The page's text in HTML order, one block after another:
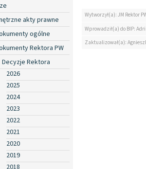
akty prawne
ogólne
Rektora PW
Decyzje Rektora
2026
2025
2024
2023
2022
2021
2020
2019
2018
Wytworzył(a): JM Rektor
Wprowadził(a) do BIP:
Zaktualizował(a):